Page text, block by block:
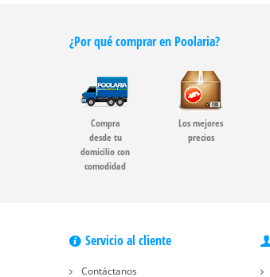
¿Por qué comprar en Poolaria?
Compra
desde tu
domicilio con
comodidad
Los mejores
precios
Servicio al cliente
Contáctanos